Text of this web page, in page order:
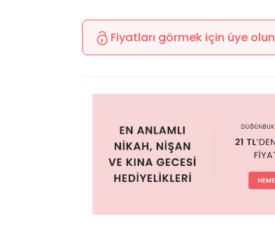
Fiyatları görmek için üye olun